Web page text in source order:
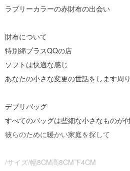
ラブリーカラーの赤財布の出会い
財布について
特別綿プラスQQの店
ソフトは快適な感じ
あなたの小さな変更の世話をします周
デブリバッグ
すべてのバッグは些細な小さなものが
彼らのために暖かい家庭を探して
/サイズ/幅8CM高8CM下4CM